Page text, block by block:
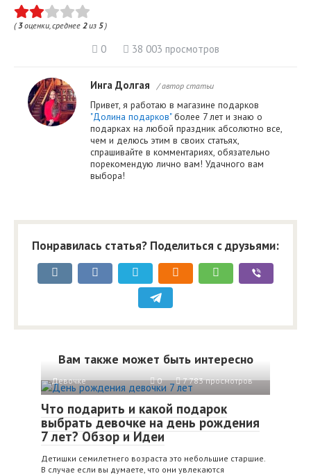
(3оценки, среднее 2из 5)
0 38 003 просмотров
Инга Долгая / автор статьи
Привет, я работаю в магазине подарков
"Долина подарков"более 7 лет и знаю о
подарках на любой праздник абсолютно все,
чем и делюсь этим в своих статьях,
спрашивайте в комментариях, обязательно
порекомендую лично вам! Удачного вам
выбора!
Понравилась статья? Поделиться с друзьями:
Вам также может быть интересно
Девочкe 0 7 783 просмотров
Что подарить и какой подарок
выбрать девочке на день рождения
7 лет? Обзор и Идеи
Детишки семилетнего возраста это небольшие старшие.
В случае если вы думаете, что они увлекаются